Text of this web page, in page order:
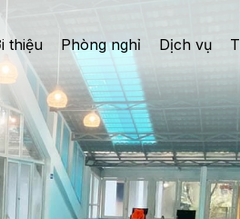
thiệu Phòng nghỉ Dịch vụ